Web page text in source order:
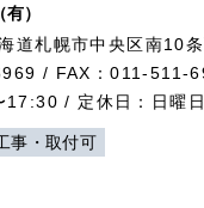
）
道札幌市中央区南10
/ FAX：011-511-
17:30 / 定休日：日曜日
事・取付可